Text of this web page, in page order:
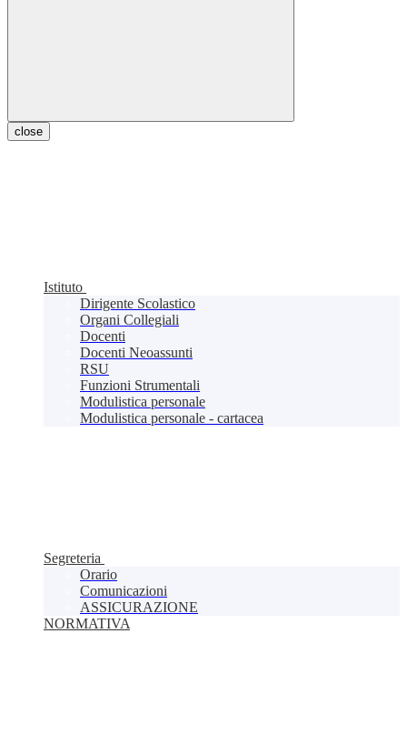
close
Istituto
Dirigente Scolastico
Organi Collegiali
Docenti
Docenti Neoassunti
RSU
Funzioni Strumentali
Modulistica personale
Modulistica personale - cartacea
Segreteria
Orario
Comunicazioni
ASSICURAZIONE
NORMATIVA